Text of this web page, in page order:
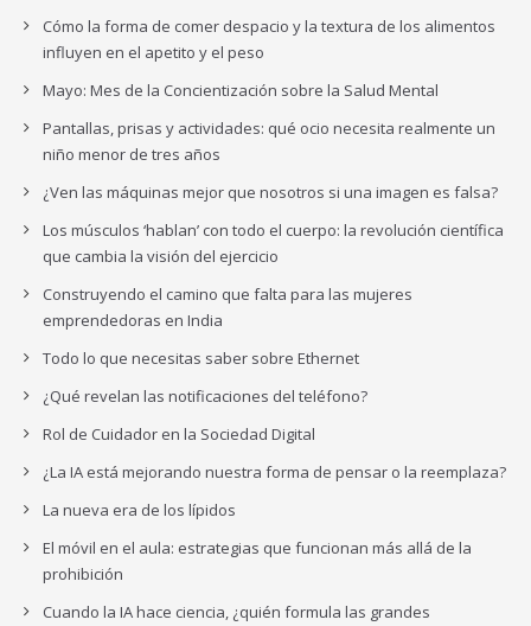
Cómo la forma de comer despacio y la textura de los alimentos
influyen en el apetito y el peso
Mayo: Mes de la Concientización sobre la Salud Mental
Pantallas, prisas y actividades: qué ocio necesita realmente un
niño menor de tres años
¿Ven las máquinas mejor que nosotros si una imagen es falsa?
Los músculos ‘hablan’ con todo el cuerpo: la revolución científica
que cambia la visión del ejercicio
Construyendo el camino que falta para las mujeres
emprendedoras en India
Todo lo que necesitas saber sobre Ethernet
¿Qué revelan las notificaciones del teléfono?
Rol de Cuidador en la Sociedad Digital
¿La IA está mejorando nuestra forma de pensar o la reemplaza?
La nueva era de los lípidos
El móvil en el aula: estrategias que funcionan más allá de la
prohibición
Cuando la IA hace ciencia, ¿quién formula las grandes